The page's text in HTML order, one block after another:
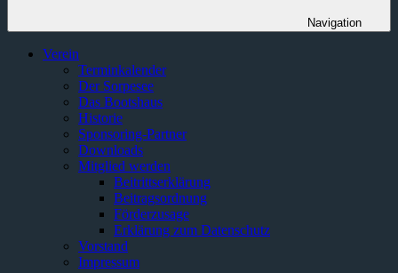
Navigation
Verein
Terminkalender
Der Sorpesee
Das Bootshaus
Historie
Sponsoring-Partner
Downloads
Mitglied werden
Beitrittserklärung
Beitragsordnung
Förderzusage
Erklärung zum Datenschutz
Vorstand
Impressum